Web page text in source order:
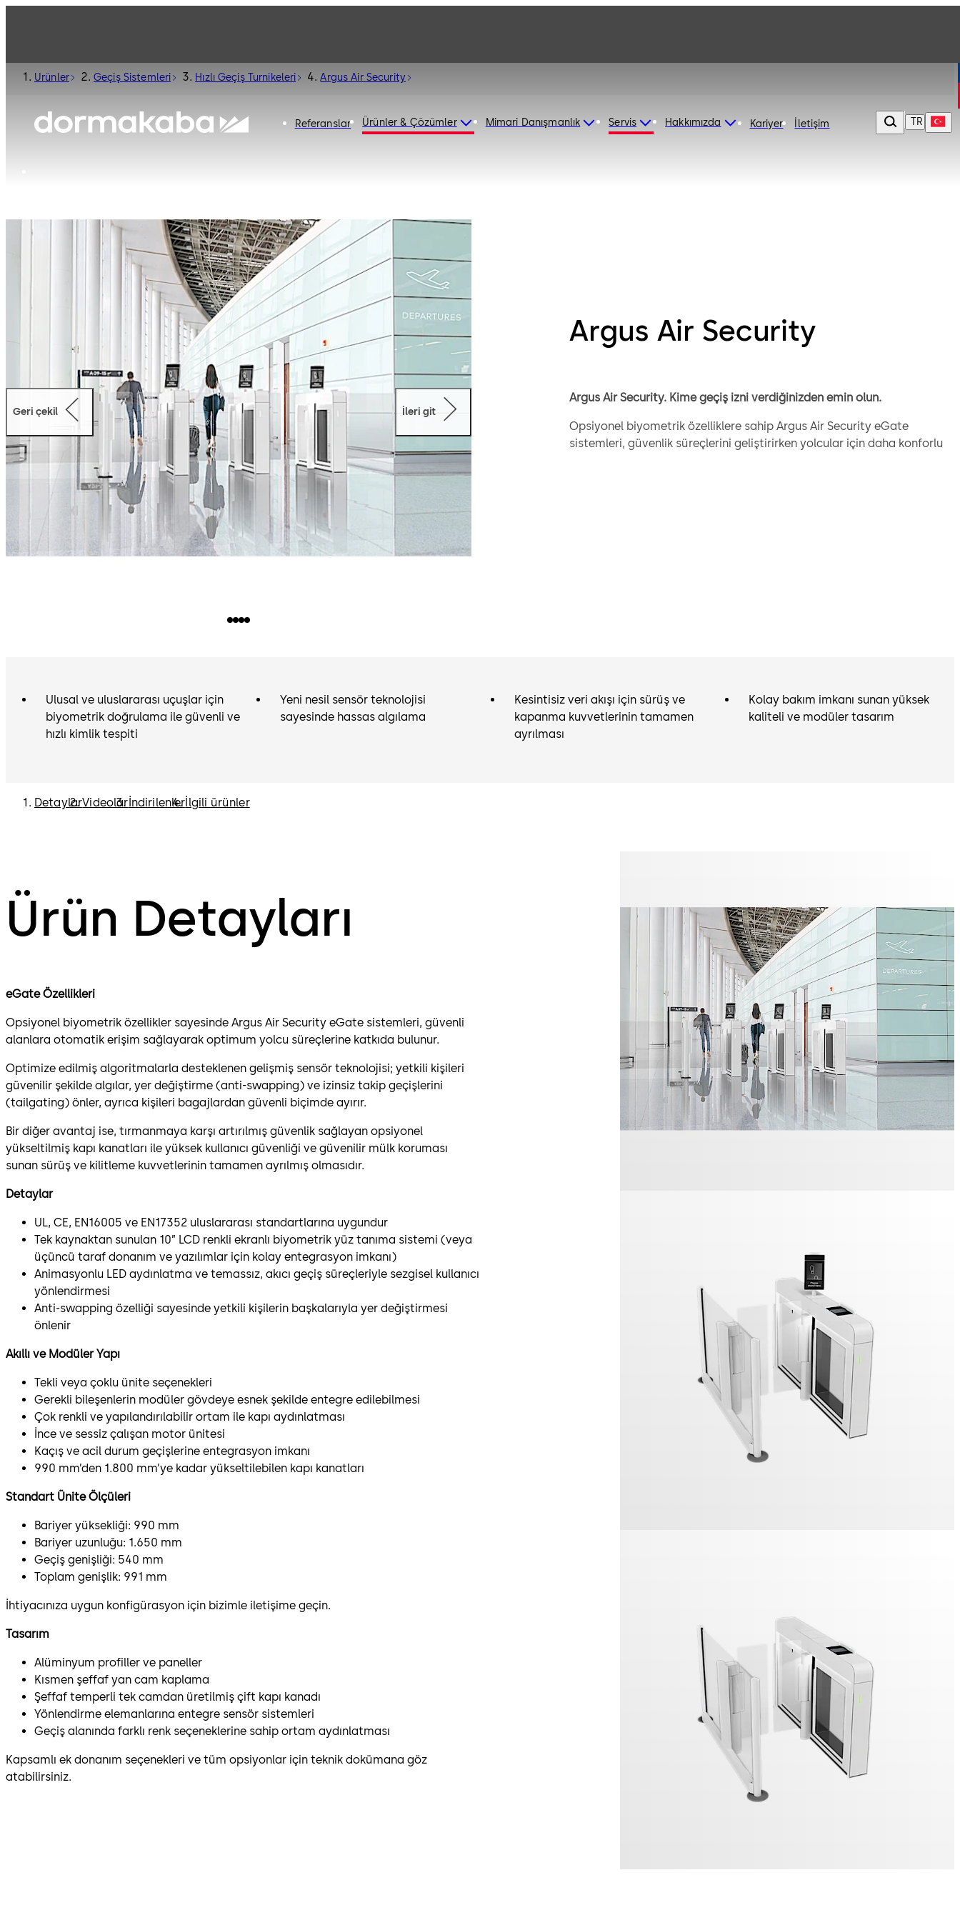
Referanslar Ürünler & Çözümler Mimari Danışmanlık Servis Hakkımızda Kariyer İletişim TR
Ürünler Geçiş Sistemleri Hızlı Geçiş Turnikeleri Argus Air Security
Argus Air Security
Argus Air Security. Kime geçiş izni verdiğinizden emin olun.
Opsiyonel biyometrik özelliklere sahip Argus Air Security eGate
sistemleri, güvenlik süreçlerini geliştirirken yolcular için daha konforlu
Geri çekil İleri git
Ulusal ve uluslararası uçuşlar için
biyometrik doğrulama ile güvenli ve
hızlı kimlik tespiti
Yeni nesil sensör teknolojisi
sayesinde hassas algılama
Kesintisiz veri akışı için sürüş ve
kapanma kuvvetlerinin tamamen
ayrılması
Kolay bakım imkanı sunan yüksek
kaliteli ve modüler tasarım
DetaylarVideolarİndirilenlerİlgili ürünler
Ürün Detayları
eGate Özellikleri
Opsiyonel biyometrik özellikler sayesinde Argus Air Security eGate sistemleri, güvenli
alanlara otomatik erişim sağlayarak optimum yolcu süreçlerine katkıda bulunur.
Optimize edilmiş algoritmalarla desteklenen gelişmiş sensör teknolojisi; yetkili kişileri
güvenilir şekilde algılar, yer değiştirme (anti-swapping) ve izinsiz takip geçişlerini
(tailgating) önler, ayrıca kişileri bagajlardan güvenli biçimde ayırır.
Bir diğer avantaj ise, tırmanmaya karşı artırılmış güvenlik sağlayan opsiyonel
yükseltilmiş kapı kanatları ile yüksek kullanıcı güvenliği ve güvenilir mülk koruması
sunan sürüş ve kilitleme kuvvetlerinin tamamen ayrılmış olmasıdır.
Detaylar
UL, CE, EN16005 ve EN17352 uluslararası standartlarına uygundur
Tek kaynaktan sunulan 10” LCD renkli ekranlı biyometrik yüz tanıma sistemi (veya
üçüncü taraf donanım ve yazılımlar için kolay entegrasyon imkanı)
Animasyonlu LED aydınlatma ve temassız, akıcı geçiş süreçleriyle sezgisel kullanıcı
yönlendirmesi
Anti-swapping özelliği sayesinde yetkili kişilerin başkalarıyla yer değiştirmesi
önlenir
Akıllı ve Modüler Yapı
Tekli veya çoklu ünite seçenekleri
Gerekli bileşenlerin modüler gövdeye esnek şekilde entegre edilebilmesi
Çok renkli ve yapılandırılabilir ortam ile kapı aydınlatması
İnce ve sessiz çalışan motor ünitesi
Kaçış ve acil durum geçişlerine entegrasyon imkanı
990 mm’den 1.800 mm’ye kadar yükseltilebilen kapı kanatları
Standart Ünite Ölçüleri
Bariyer yüksekliği: 990 mm
Bariyer uzunluğu: 1.650 mm
Geçiş genişliği: 540 mm
Toplam genişlik: 991 mm
İhtiyacınıza uygun konfigürasyon için bizimle iletişime geçin.
Tasarım
Alüminyum profiller ve paneller
Kısmen şeffaf yan cam kaplama
Şeffaf temperli tek camdan üretilmiş çift kapı kanadı
Yönlendirme elemanlarına entegre sensör sistemleri
Geçiş alanında farklı renk seçeneklerine sahip ortam aydınlatması
Kapsamlı ek donanım seçenekleri ve tüm opsiyonlar için teknik dokümana göz
atabilirsiniz.